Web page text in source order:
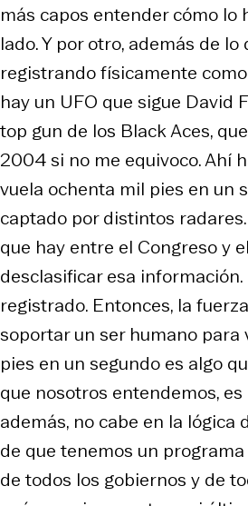
más capos entender cómo lo
lado. Y por otro, además de lo
registrando físicamente
hay un UFO que sigue David
top gun de los Black Aces,
2004 si no me equivoco. Ahí
vuela ochenta mil pies en un
captado por distintos
que hay entre el Congreso y
desclasificar esa información.
registrado. Entonces, la
soportar un ser humano para
pies en un segundo es algo
que nosotros entendemos, es
además, no cabe en la lógica
de que tenemos un
de todos los gobiernos y de